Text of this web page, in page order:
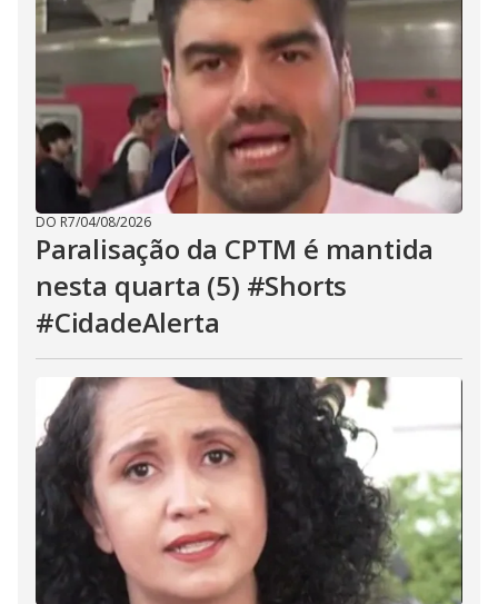
DO R7/04/08/2026
Paralisação da CPTM é mantida
nesta quarta (5) #Shorts
#CidadeAlerta